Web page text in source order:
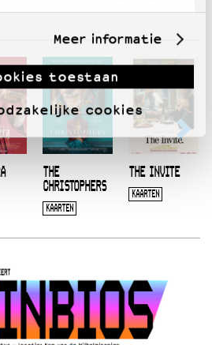
Meer informatie
toestaan
cookies
THE
CHRISTOPHERS
KAARTEN
THE INVITE
KAARTEN